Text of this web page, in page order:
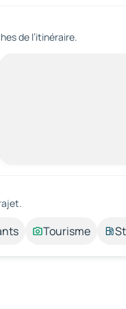
de l’itinéraire.
Tourisme